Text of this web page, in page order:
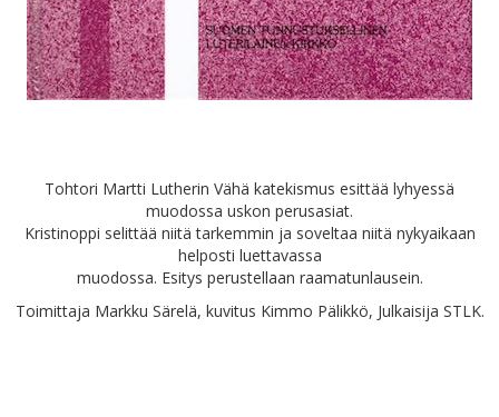
Tohtori Martti Lutherin Vähä katekismus esittää lyhyessä
muodossa uskon perusasiat.
Kristinoppi selittää niitä tarkemmin ja soveltaa niitä nykyaikaan
helposti luettavassa
muodossa. Esitys perustellaan raamatunlausein.
Toimittaja Markku Särelä, kuvitus Kimmo Pälikkö, Julkaisija STLK.